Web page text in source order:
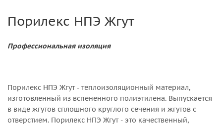
Порилекс НПЭ Жгут
Профессиональная изоляция
Порилекс НПЭ Жгут - теплоизоляционный материал,
изготовленный из вспененного полиэтилена. Выпускается
в виде жгутов сплошного круглого сечения и жгутов с
отверстием. Порилекс НПЭ Жгут - это качественный,